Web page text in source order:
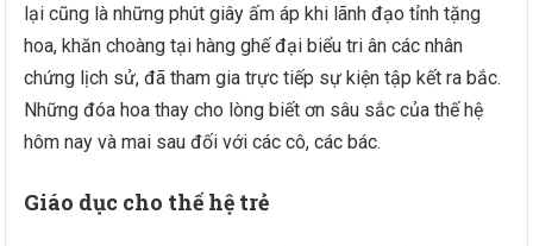
lại cũng là những phút giây ấm áp khi lãnh đạo tỉnh tặng
hoa, khăn choàng tại hàng ghế đại biểu tri ân các nhân
chứng lịch sử, đã tham gia trực tiếp sự kiện tập kết ra bắc.
Những đóa hoa thay cho lòng biết ơn sâu sắc của thế hệ
hôm nay và mai sau đối với các cô, các bác.
Giáo dục cho thế hệ trẻ